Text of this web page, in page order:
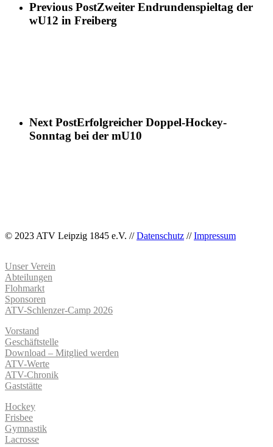
Previous PostZweiter Endrundenspieltag der
wU12 in Freiberg
Next PostErfolgreicher Doppel-Hockey-
Sonntag bei der mU10
© 2023 ATV Leipzig 1845 e.V. //Datenschutz //Impressum
Unser Verein
Abteilungen
Flohmarkt
Sponsoren
ATV-Schlenzer-Camp 2026
Vorstand
Geschäftstelle
Download – Mitglied werden
ATV-Werte
ATV-Chronik
Gaststätte
Hockey
Frisbee
Gymnastik
Lacrosse